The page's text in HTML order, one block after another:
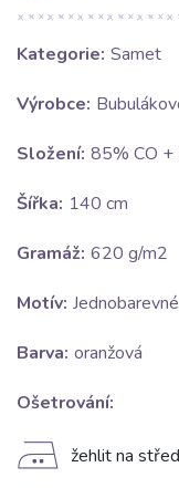
Kategorie: Samet
Výrobce:
Složení: 85% CO +
Šířka: 140 cm
Gramáž: 620 g/m2
Motív: Jednobarevné
Barva: oranžová
Ošetrování:
E žehlit na